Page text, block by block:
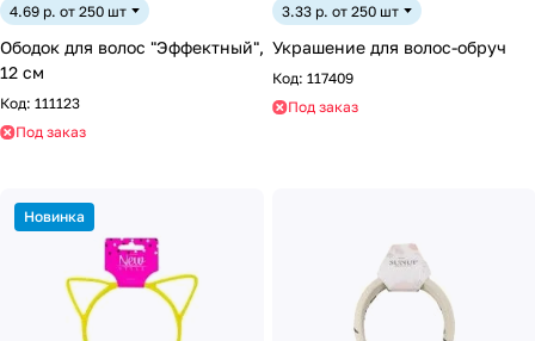
4.69 р. от 250 шт
Ободок для волос "Эффектный",
12 см
Код: 111123
Под заказ
3.33 р. от 250 шт
Украшение для волос-обруч
Код: 117409
Под заказ
Новинка